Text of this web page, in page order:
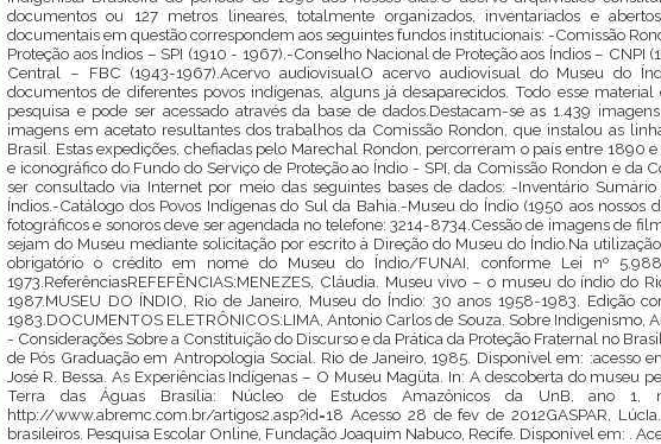
documentos ou 127 metros lineares, totalmente organizados, inventariados e
documentais em questão correspondem aos seguintes fundos institucionais: -Comissão
Proteção aos Índios – SPI (1910 - 1967).-Conselho Nacional de Proteção aos Índios – CNPI
Central – FBC (1943-1967).Acervo audiovisualO acervo audiovisual do Museu do
documentos de diferentes povos indígenas, alguns já desaparecidos. Todo esse
pesquisa e pode ser acessado através da base de dados.Destacam-se as 1.439
imagens em acetato resultantes dos trabalhos da Comissão Rondon, que instalou as
Brasil. Estas expedições, chefiadas pelo Marechal Rondon, percorreram o país entre 1890
e iconográfico do Fundo do Serviço de Proteção ao Índio - SPI, da Comissão Rondon e da
ser consultado via Internet por meio das seguintes bases de dados: -Inventário
Índios.-Catálogo dos Povos Indígenas do Sul da Bahia.-Museu do Índio (1950 aos nossos
fotográficos e sonoros deve ser agendada no telefone: 3214-8734.Cessão de imagens de
sejam do Museu mediante solicitação por escrito à Direção do Museu do Índio.Na
obrigatório o crédito em nome do Museu do Índio/FUNAI, conforme Lei nº
1973.ReferênciasREFEFÊNCIAS:MENEZES, Cláudia. Museu vivo – o museu do índio do
1987.MUSEU DO ÍNDIO, Rio de Janeiro, Museu do Índio: 30 anos 1958-1983. Edição
1983.DOCUMENTOS ELETRÔNICOS:LIMA, Antonio Carlos de Souza. Sobre Indigenismo,
- Considerações Sobre a Constituição do Discurso e da Prática da Proteção Fraternal no
de Pós Graduação em Antropologia Social. Rio de Janeiro, 1985. Disponível em: :acesso
José R. Bessa. As Experiências Indígenas – O Museu Magüta. In: A descoberta do museu
Terra das Águas Brasília: Núcleo de Estudos Amazônicos da UnB, ano 1,
http://www.abremc.com.br/artigos2.asp?id=18 Acesso 28 de fev de 2012GASPAR,
brasileiros. Pesquisa Escolar Online, Fundação Joaquim Nabuco, Recife. Disponível em: .